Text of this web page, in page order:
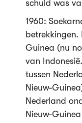
schuld was
1960:
betrekkingen.
Guinea (nu
van
tussen
Nieuw-
Nederland
Nieuw-